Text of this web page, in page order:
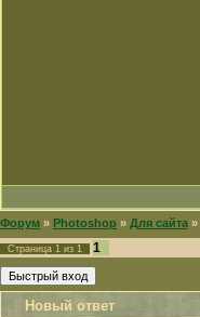
Форум » Photoshop » Для сайта »
Страница 1 из 1 1
Новый ответ